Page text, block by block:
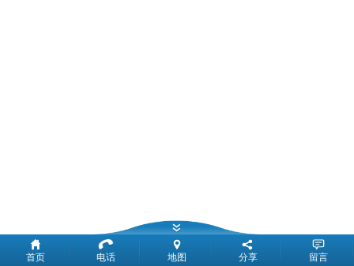
首页 电话 地图 分享 留言